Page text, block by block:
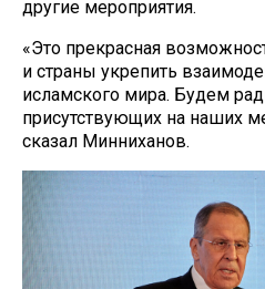
другие мероприятия.
«Это прекрасная
и страны укрепить
исламского мира. Будем
присутствующих на наших
сказал Минниханов.